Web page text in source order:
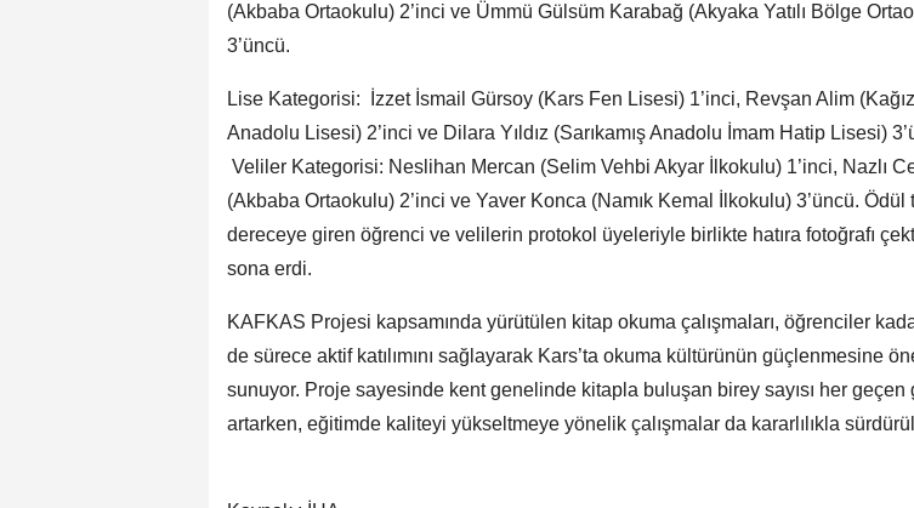
(Akbaba Ortaokulu) 2’inci ve Ümmü Gülsüm Karabağ (Akyaka Yatılı Bölge
3’üncü.
Lise Kategorisi: İzzet İsmail Gürsoy (Kars Fen Lisesi) 1’inci, Revşan Alim
Anadolu Lisesi) 2’inci ve Dilara Yıldız (Sarıkamış Anadolu İmam Hatip Lisesi)
Veliler Kategorisi: Neslihan Mercan (Selim Vehbi Akyar İlkokulu) 1’inci, Nazlı
(Akbaba Ortaokulu) 2’inci ve Yaver Konca (Namık Kemal İlkokulu) 3’üncü. Ödül
dereceye giren öğrenci ve velilerin protokol üyeleriyle birlikte hatıra fotoğrafı
sona erdi.
KAFKAS Projesi kapsamında yürütülen kitap okuma çalışmaları, öğrenciler
de sürece aktif katılımını sağlayarak Kars’ta okuma kültürünün güçlenmesine
sunuyor. Proje sayesinde kent genelinde kitapla buluşan birey sayısı her geçen
artarken, eğitimde kaliteyi yükseltmeye yönelik çalışmalar da kararlılıkla